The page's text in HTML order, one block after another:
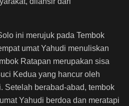
ini merujuk pada Tembok
umat Yahudi menuliskan
Ratapan merupakan sisa
Kedua yang hancur oleh
Setelah berabad-abad, tembok
Yahudi berdoa dan meratapi